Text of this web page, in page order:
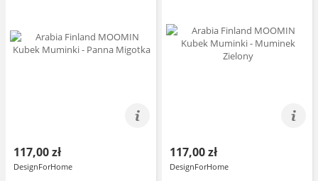
117,00 zł
DesignForHome
117,00 zł
DesignForHome